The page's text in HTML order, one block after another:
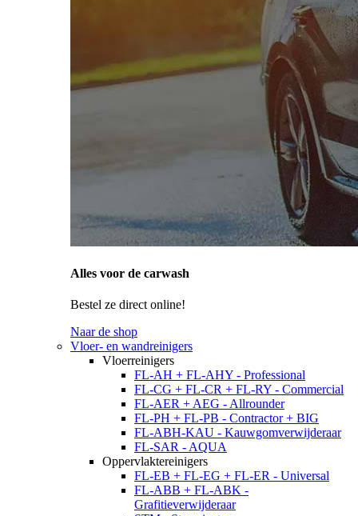
Alles voor de carwash
Bestel ze direct online!
Naar de shop
Vloer- en wandreinigers
Vloerreinigers
FL-AH + FL-AHY - Professional
FL-CG + FL-CR + FL-RY - Commercial
FL-AER + AEG - Allrounder
FL-PH + FL-PB - Contractor + BIG
FL-ABH-KAU - Kauwgomverwijderaar
FL-SAR - AQUA
Oppervlaktereinigers
FL-EB + FL-EG + FL-ER - Universal
FL-ABB + FL-ABK -
Grafitieverwijderaar